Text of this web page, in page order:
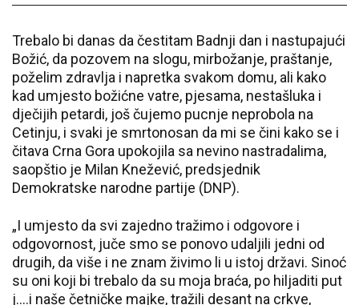
Trebalo bi danas da čestitam Badnji dan i nastupajući
Božić, da pozovem na slogu, mirbožanje, praštanje,
poželim zdravlja i napretka svakom domu, ali kako
kad umjesto božićne vatre, pjesama, nestašluka i
dječijih petardi, još čujemo pucnje neprobola na
Cetinju, i svaki je smrtonosan da mi se čini kako se i
čitava Crna Gora upokojila sa nevino nastradalima,
saopštio je Milan Knežević, predsjednik
Demokratske narodne partije (DNP).
„I umjesto da svi zajedno tražimo i odgovore i
odgovornost, juče smo se ponovo udaljili jedni od
drugih, da više i ne znam živimo li u istoj državi. Sinoć
su oni koji bi trebalo da su moja braća, po hiljaditi put
j….i naše četničke majke, tražili desant na crkve,